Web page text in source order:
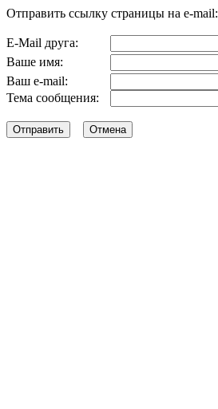
Отправить ссылку страницы на e-mail:
E-Mail друга:
Ваше имя:
Ваш e-mail:
Тема сообщения: